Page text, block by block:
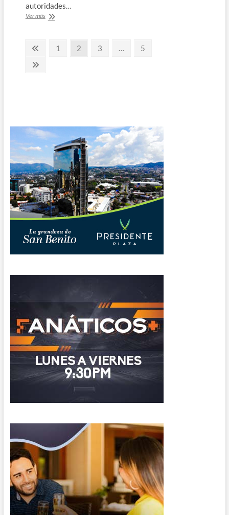
autoridades…
Ver másAl
monzónicas
Paginación
de
PáginaPágina
1 Página
2 Página
3 … Página
5
Página